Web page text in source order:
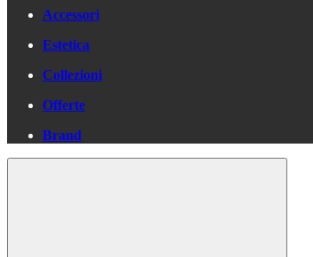
Accessori
Estetica
Collezioni
Offerte
Brand